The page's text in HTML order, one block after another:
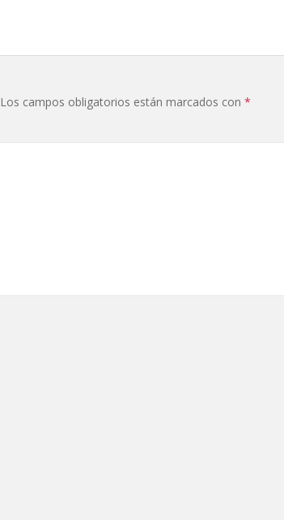
Los campos obligatorios están marcados con *